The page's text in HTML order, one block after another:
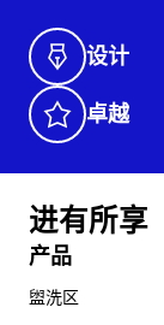
设计
卓越
进有所享
产品
盥洗区